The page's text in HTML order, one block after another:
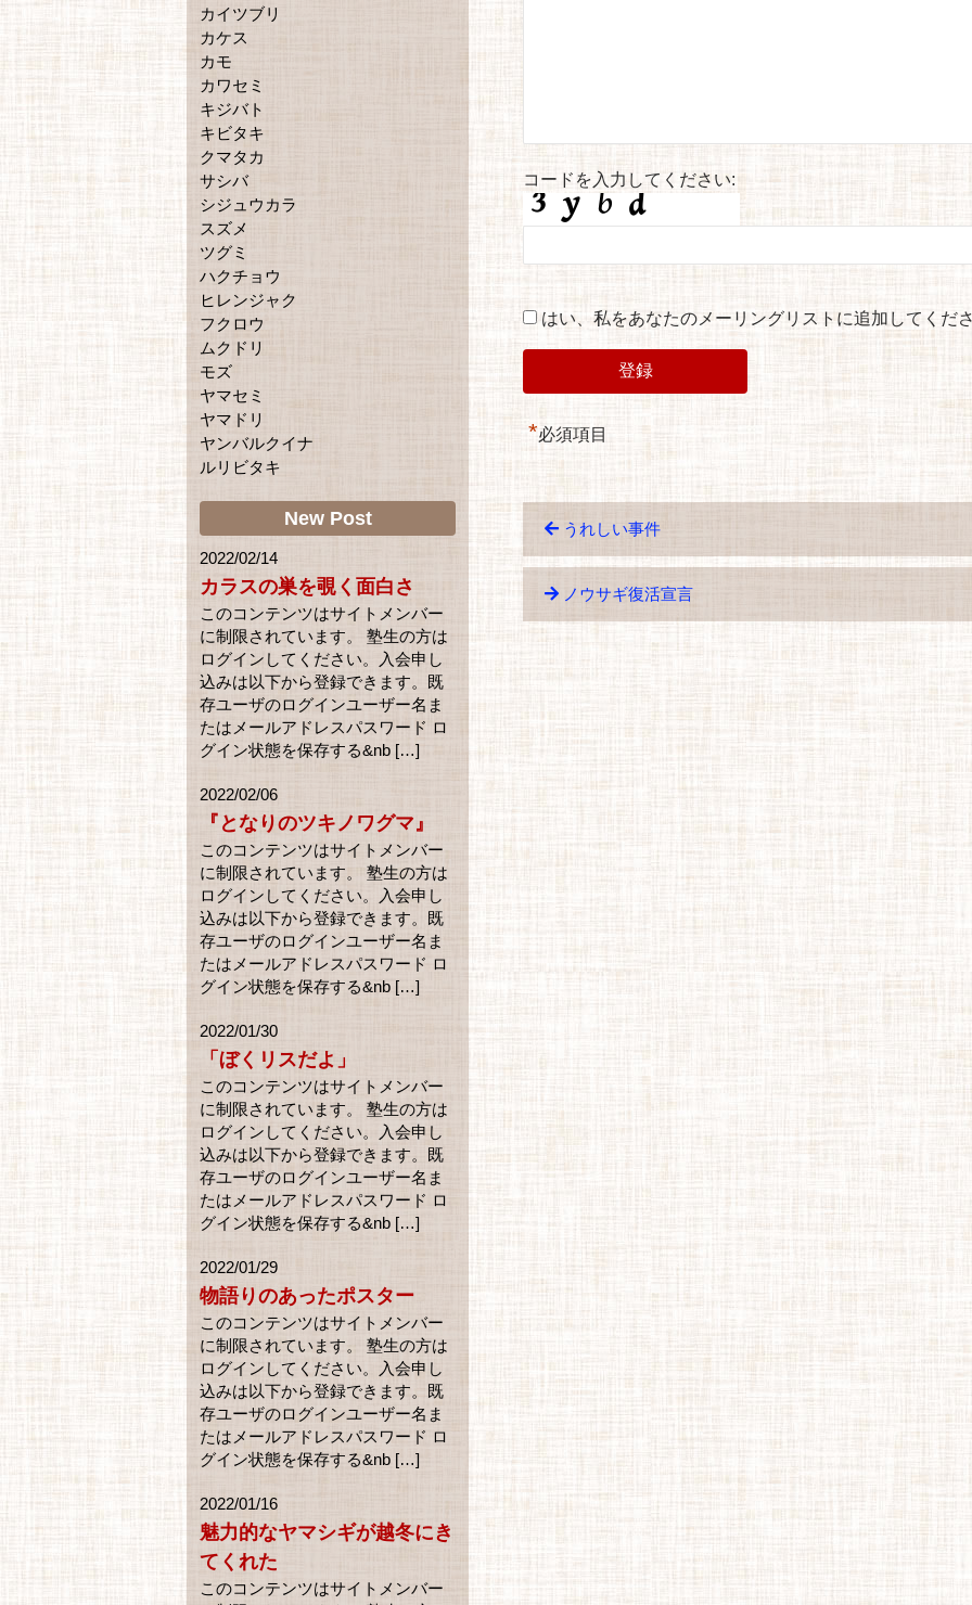
コードを入力してください:
はい、私をあなたのメーリングリストに追加してくだ
*必須項目
うれしい事件
ノウサギ復活宣言
カイツブリ
カケス
カモ
カワセミ
キジバト
キビタキ
クマタカ
サシバ
シジュウカラ
スズメ
ツグミ
ハクチョウ
ヒレンジャク
フクロウ
ムクドリ
モズ
ヤマセミ
ヤマドリ
ヤンバルクイナ
ルリビタキ
New Post
2022/02/14
カラスの巣を覗く面白さ
このコンテンツはサイトメンバー
に制限されています。 塾生の方は
ログインしてください。入会申し
込みは以下から登録できます。既
存ユーザのログインユーザー名ま
たはメールアドレスパスワード ロ
グイン状態を保存する&nb […]
2022/02/06
『となりのツキノワグマ』
このコンテンツはサイトメンバー
に制限されています。 塾生の方は
ログインしてください。入会申し
込みは以下から登録できます。既
存ユーザのログインユーザー名ま
たはメールアドレスパスワード ロ
グイン状態を保存する&nb […]
2022/01/30
「ぼくリスだよ」
このコンテンツはサイトメンバー
に制限されています。 塾生の方は
ログインしてください。入会申し
込みは以下から登録できます。既
存ユーザのログインユーザー名ま
たはメールアドレスパスワード ロ
グイン状態を保存する&nb […]
2022/01/29
物語りのあったポスター
このコンテンツはサイトメンバー
に制限されています。 塾生の方は
ログインしてください。入会申し
込みは以下から登録できます。既
存ユーザのログインユーザー名ま
たはメールアドレスパスワード ロ
グイン状態を保存する&nb […]
2022/01/16
魅力的なヤマシギが越冬にき
てくれた
このコンテンツはサイトメンバー